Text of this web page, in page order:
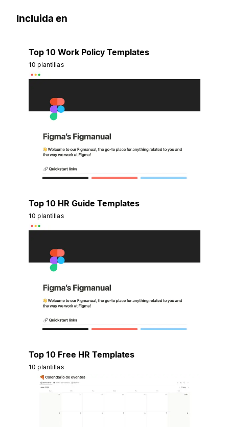
Incluida en
Top 10 Work Policy Templates
10 plantillas
Top 10 HR Guide Templates
10 plantillas
Top 10 Free HR Templates
10 plantillas